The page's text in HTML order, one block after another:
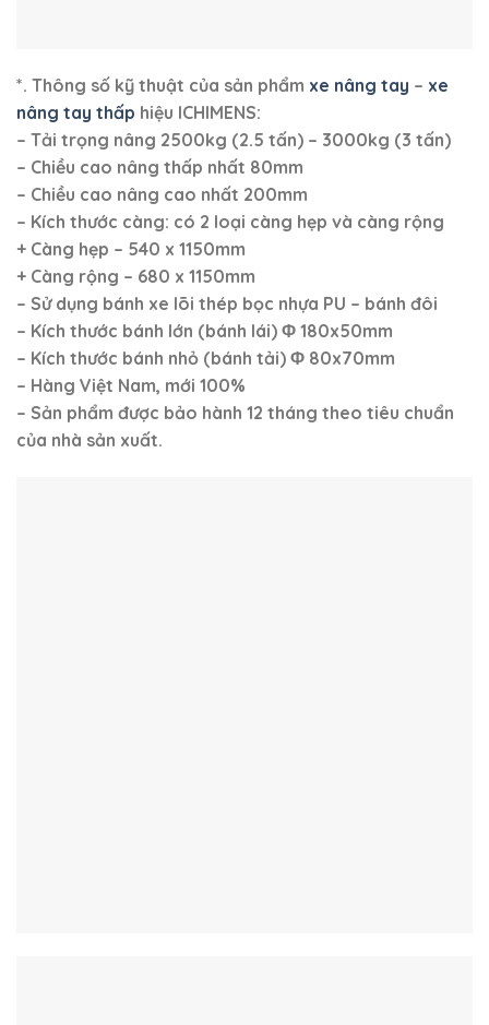
*. Thông số kỹ thuật của sản phẩm xe nâng tay – xe
nâng tay thấp hiệu ICHIMENS:
– Tải trọng nâng 2500kg (2.5 tấn) – 3000kg (3 tấn)
– Chiều cao nâng thấp nhất 80mm
– Chiều cao nâng cao nhất 200mm
– Kích thước càng: có 2 loại càng hẹp và càng rộng
+ Càng hẹp – 540 x 1150mm
+ Càng rộng – 680 x 1150mm
– Sử dụng bánh xe lõi thép bọc nhựa PU – bánh đôi
– Kích thước bánh lớn (bánh lái) Φ 180x50mm
– Kích thước bánh nhỏ (bánh tải) Φ 80x70mm
– Hàng Việt Nam, mới 100%
– Sản phẩm được bảo hành 12 tháng theo tiêu chuẩn
của nhà sản xuất.